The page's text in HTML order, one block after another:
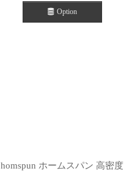
Option
homspun ホームスパン 高密度